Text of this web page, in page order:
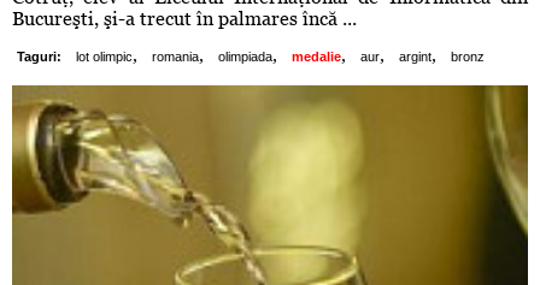
Bucureşti, şi-a trecut în palmares încă ...
Taguri: lot olimpic, romania, olimpiada, medalie, aur, argint, bronz